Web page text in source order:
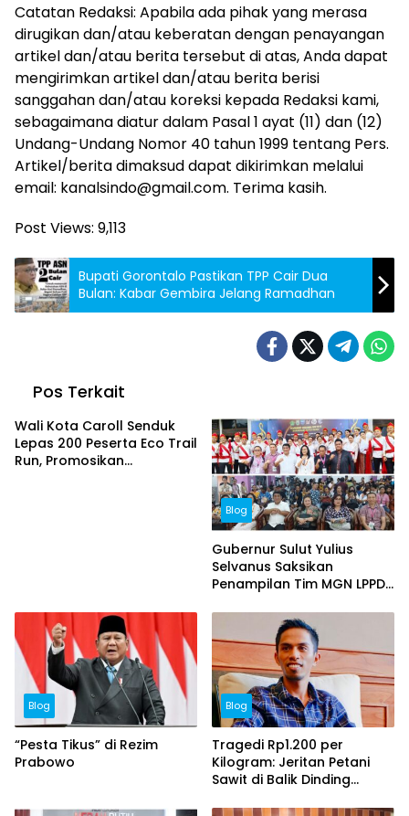
Catatan Redaksi: Apabila ada pihak yang merasa
dirugikan dan/atau keberatan dengan penayangan
artikel dan/atau berita tersebut di atas, Anda dapat
mengirimkan artikel dan/atau berita berisi
sanggahan dan/atau koreksi kepada Redaksi kami,
sebagaimana diatur dalam Pasal 1 ayat (11) dan (12)
Undang-Undang Nomor 40 tahun 1999 tentang Pers.
Artikel/berita dimaksud dapat dikirimkan melalui
email: kanalsindo@gmail.com. Terima kasih.
Post Views: 9,113
Bupati Gorontalo Pastikan TPP Cair Dua
Bulan: Kabar Gembira Jelang Ramadhan
Pos Terkait
Wali Kota Caroll Senduk
Lepas 200 Peserta Eco Trail
Run, Promosikan
Blog
Gubernur Sulut Yulius
Selvanus Saksikan
Penampilan Tim MGN LPPD
Pesparawi Nasional XIV
Blog
“Pesta Tikus” di Rezim
Prabowo
Blog
Tragedi Rp1.200 per
Kilogram: Jeritan Petani
Sawit di Balik Dinding